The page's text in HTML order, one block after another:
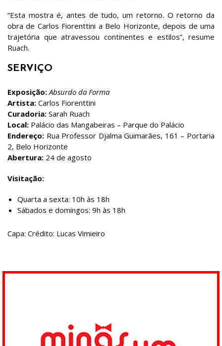
“Esta mostra é, antes de tudo, um retorno. O retorno da
obra de Carlos Fiorenttini a Belo Horizonte, depois de uma
trajetória que atravessou continentes e estilos”, resume
Ruach.
SERVIÇO
Exposição: Absurdo da Forma
Artista: Carlos Fiorenttini
Curadoria: Sarah Ruach
Local: Palácio das Mangabeiras – Parque do Palácio
Endereço: Rua Professor Djalma Guimarães, 161 – Portaria
2, Belo Horizonte
Abertura: 24 de agosto
Visitação:
Quarta a sexta: 10h às 18h
Sábados e domingos: 9h às 18h
Capa: Crédito: Lucas Vimieiro